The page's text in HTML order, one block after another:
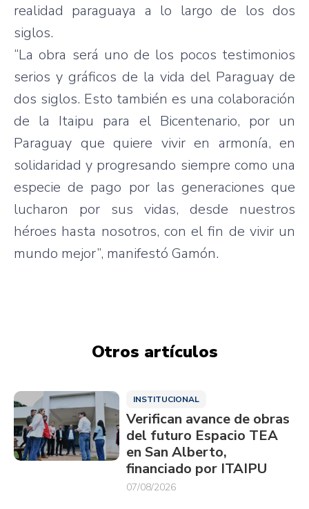
realidad paraguaya a lo largo de los dos
siglos.
“La obra será uno de los pocos testimonios
serios y gráficos de la vida del Paraguay de
dos siglos. Esto también es una colaboración
de la Itaipu para el Bicentenario, por un
Paraguay que quiere vivir en armonía, en
solidaridad y progresando siempre como una
especie de pago por las generaciones que
lucharon por sus vidas, desde nuestros
héroes hasta nosotros, con el fin de vivir un
mundo mejor”, manifestó Gamón.
Otros artículos
INSTITUCIONAL
Verifican avance de obras
del futuro Espacio TEA
en San Alberto,
financiado por ITAIPU
07/08/2026